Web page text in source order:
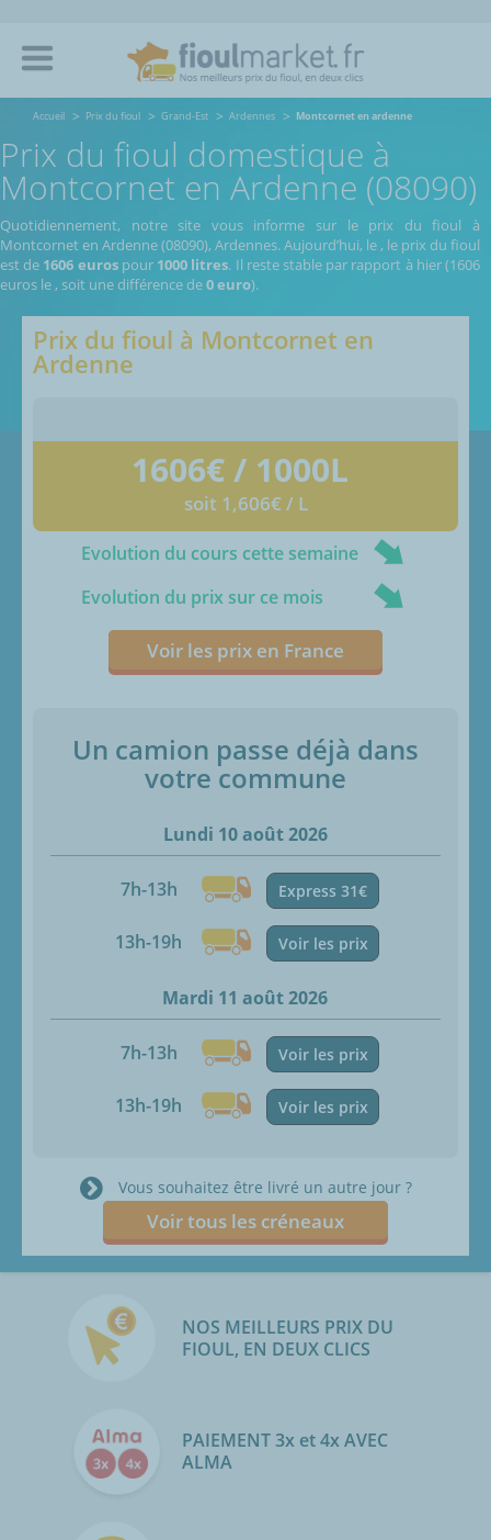
Accueil Prix du fioul Grand-Est Ardennes Montcornet en ardenne
Prix du fioul domestique à
Montcornet en Ardenne (08090)
Quotidiennement, notre site vous informe sur le prix du fioul à
Montcornet en Ardenne (08090), Ardennes.Aujourd’hui, le , le prix du fioul
est de 1606 eurospour 1000 litres. Il reste stable par rapport à hier (1606
euros le , soit une différence de0 euro).
Prix du fioul à Montcornet en
Ardenne
1606€ / 1000L
soit 1,606€ / L
Evolution du cours cette semaine
Evolution du prix sur ce mois
Voir les prix en France
Un camion passe déjà dans
votre commune
Lundi 10 août 2026
7h-13h Express 31€
13h-19h Voir les prix
Mardi 11 août 2026
7h-13h Voir les prix
13h-19h Voir les prix
Vous souhaitez être livré un autre jour ?
Voir tous les créneaux
NOS MEILLEURS PRIX DU
FIOUL, EN DEUX CLICS
PAIEMENT 3x et 4x AVEC
ALMA